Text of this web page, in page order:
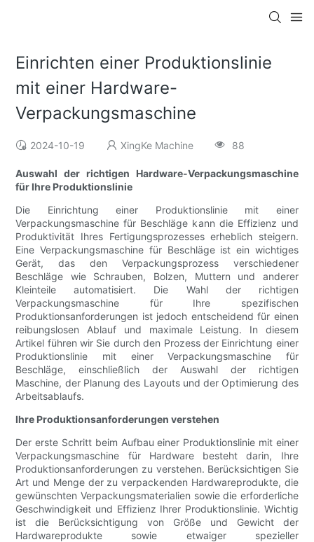
Einrichten einer Produktionslinie
mit einer Hardware-
Verpackungsmaschine
2024-10-19 XingKe Machine 88
Auswahl der richtigen Hardware-Verpackungsmaschine
für Ihre Produktionslinie
Die Einrichtung einer Produktionslinie mit einer
Verpackungsmaschine für Beschläge kann die Effizienz und
Produktivität Ihres Fertigungsprozesses erheblich steigern.
Eine Verpackungsmaschine für Beschläge ist ein wichtiges
Gerät, das den Verpackungsprozess verschiedener
Beschläge wie Schrauben, Bolzen, Muttern und anderer
Kleinteile automatisiert. Die Wahl der richtigen
Verpackungsmaschine für Ihre spezifischen
Produktionsanforderungen ist jedoch entscheidend für einen
reibungslosen Ablauf und maximale Leistung. In diesem
Artikel führen wir Sie durch den Prozess der Einrichtung einer
Produktionslinie mit einer Verpackungsmaschine für
Beschläge, einschließlich der Auswahl der richtigen
Maschine, der Planung des Layouts und der Optimierung des
Arbeitsablaufs.
Ihre Produktionsanforderungen verstehen
Der erste Schritt beim Aufbau einer Produktionslinie mit einer
Verpackungsmaschine für Hardware besteht darin, Ihre
Produktionsanforderungen zu verstehen. Berücksichtigen Sie
Art und Menge der zu verpackenden Hardwareprodukte, die
gewünschten Verpackungsmaterialien sowie die erforderliche
Geschwindigkeit und Effizienz Ihrer Produktionslinie. Wichtig
ist die Berücksichtigung von Größe und Gewicht der
Hardwareprodukte sowie etwaiger spezieller